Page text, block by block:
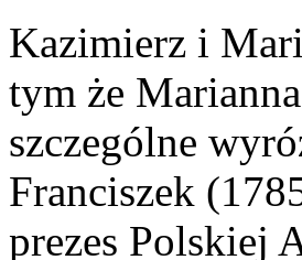
Kazimierz i
tym że
szczególne
Franciszek
prezes Polskiej